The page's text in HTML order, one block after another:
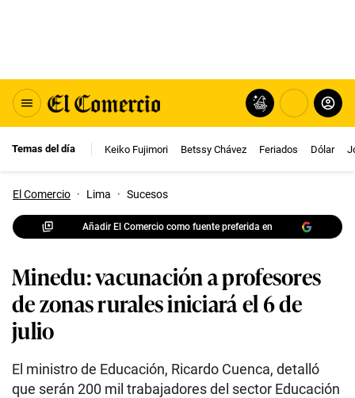
Temas del día Keiko Fujimori Betssy Chávez Feriados Dólar
El Comercio · Lima · Sucesos
Añadir El Comercio como fuente preferida en
Minedu: vacunación a profesores
de zonas rurales iniciará el 6 de
julio
El ministro de Educación, Ricardo Cuenca, detalló
que serán 200 mil trabajadores del sector Educación